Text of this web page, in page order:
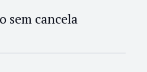
sem cancela